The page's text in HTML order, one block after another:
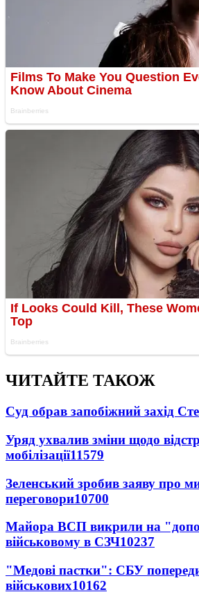
ЧИТАЙТЕ ТАКОЖ
Суд обрав запобіжний захід
Уряд ухвалив зміни щодо
мобілізації11579
Зеленський зробив заяву про
переговори10700
Майора ВСП викрили на
військовому в СЗЧ10237
"Медові пастки": СБУ
військових10162